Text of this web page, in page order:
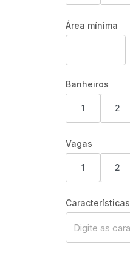
Área mínima
Banheiros
1 2
Vagas
1 2
Características